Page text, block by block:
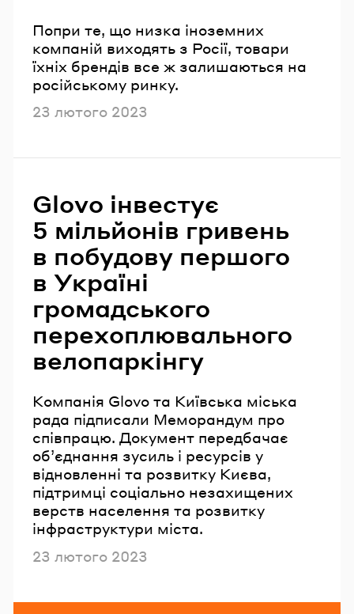
Попри те, що низка іноземних
компаній виходять з Росії, товари
їхніх брендів все ж залишаються на
російському ринку.
Опубліковано
23 лютого 2023
Glovo інвестує
5 мільйонів гривень
в побудову першого
в Україні
громадського
перехоплювального
велопаркінгу
Компанія Glovo та Київська міська
рада підписали Меморандум про
співпрацю. Документ передбачає
об’єднання зусиль і ресурсів у
відновленні та розвитку Києва,
підтримці соціально незахищених
верств населення та розвитку
інфраструктури міста.
Опубліковано
23 лютого 2023